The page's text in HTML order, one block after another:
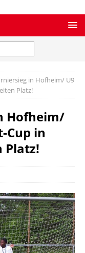
in Hofheim/ U9
Platz!
Hofheim/
Cup in
Platz!